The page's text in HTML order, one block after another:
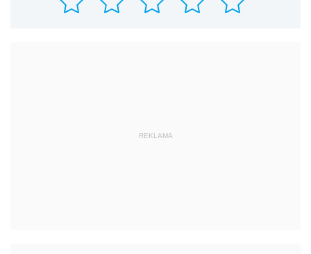
REKLAMA